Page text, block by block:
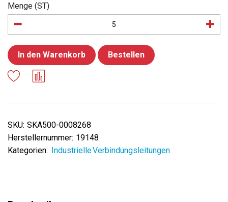
Menge (ST)
In den Warenkorb Bestellen
SKU: SKA500-0008268
Herstellernummer: 19148
Kategorien: Industrielle Verbindungsleitungen